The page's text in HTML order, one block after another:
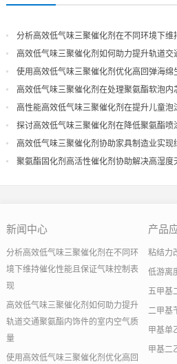
分析高效低气味三聚催化剂在不同环境下
现
高效低气味三聚催化剂如何助力提升轨道
量
使用高效低气味三聚催化剂优化高回弹海绵
高效低气味三聚催化剂在处理聚氨酯软泡
导
高性能高效低气味三聚催化剂在提升儿童
探讨高效低气味三聚催化剂在降低聚氨酯
果
高效低气味三聚催化剂协助家具制造业实
聚氨酯固化剂高活性催化剂协助解决高湿
新闻中心
分析高效低气味三聚催化剂在不同环
境下维持催化性能且保证气味控制表
现
高效低气味三聚催化剂如何助力提升
轨道交通聚氨酯内饰件的室内空气质
量
使用高效低气味三聚催化剂优化高回
产品
粘结力
低游离
五甲基
二甲基
甲基单
甲基二